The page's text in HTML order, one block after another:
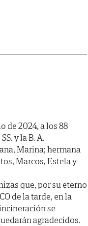
de 2024, a los 88
y la B. A.
Marina; hermana
Marcos, Estela y
que, por su eterno
de la tarde, en la
se
agradecidos.